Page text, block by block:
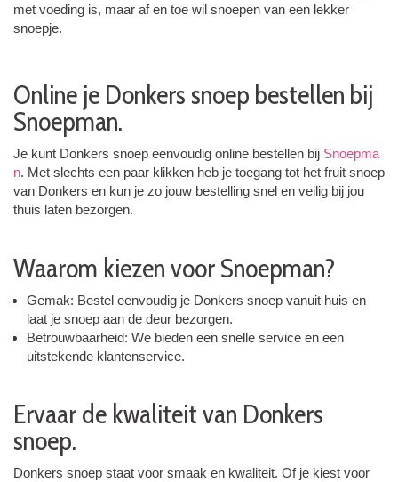
met voeding is, maar af en toe wil snoepen van een lekker
snoepje.
Online je Donkers snoep bestellen bij
Snoepman.
Je kunt Donkers snoep eenvoudig online bestellen bij Snoepma
n. Met slechts een paar klikken heb je toegang tot het fruit snoep
van Donkers en kun je zo jouw bestelling snel en veilig bij jou
thuis laten bezorgen.
Waarom kiezen voor Snoepman?
Gemak: Bestel eenvoudig je Donkers snoep vanuit huis en
laat je snoep aan de deur bezorgen.
Betrouwbaarheid: We bieden een snelle service en een
uitstekende klantenservice.
Ervaar de kwaliteit van Donkers
snoep.
Donkers snoep staat voor smaak en kwaliteit. Of je kiest voor